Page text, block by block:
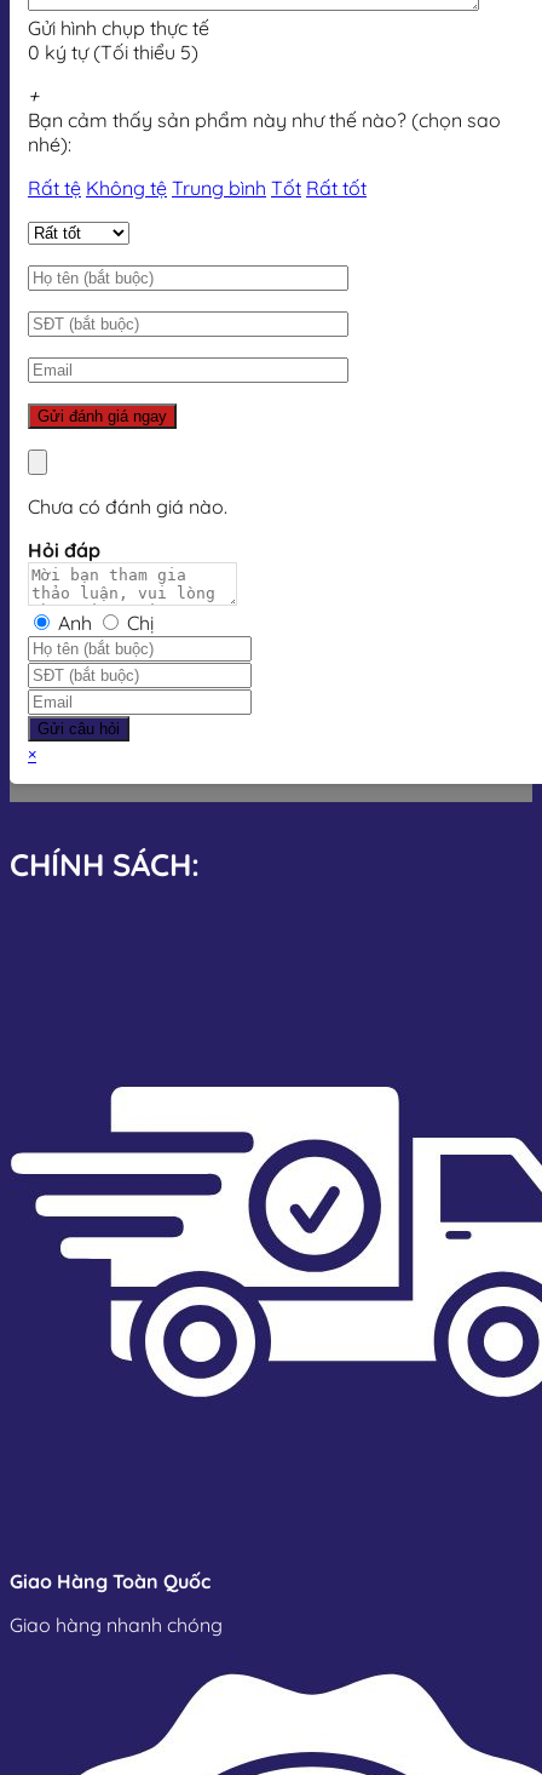
Gửi hình chụp thực tế
0 ký tự (Tối thiểu 5)
+
Bạn cảm thấy sản phẩm này như thế nào? (chọn sao
nhé):
Rất tệ Không tệ Trung bình Tốt Rất tốt
Chưa có đánh giá nào.
Hỏi đáp
Anh Chị
Gửi câu hỏi
×
CHÍNH SÁCH:
Giao Hàng Toàn Quốc
Giao hàng nhanh chóng